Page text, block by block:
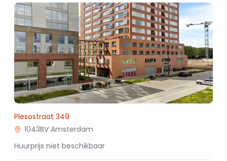
Plesostraat 349
1043BV Amsterdam
Huurprijs niet beschikbaar